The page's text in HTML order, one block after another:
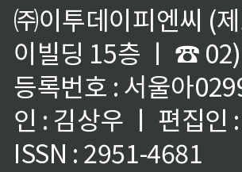
㈜이투데이피엔씨 (
이빌딩 15층 ㅣ ☎
등록번호 : 서울아
인 : 김상우 ㅣ 편집인
ISSN : 2951-4681